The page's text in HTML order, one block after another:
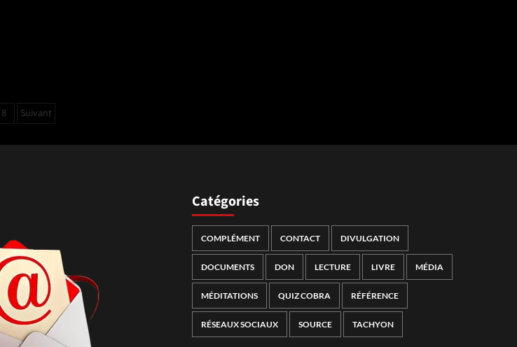
8 Suivant
Catégories
COMPLÉMENT CONTACT DIVULGATION
DOCUMENTS DON LECTURE LIVRE MÉDIA
MÉDITATIONS QUIZ COBRA RÉFÉRENCE
RÉSEAUX SOCIAUX SOURCE TACHYON